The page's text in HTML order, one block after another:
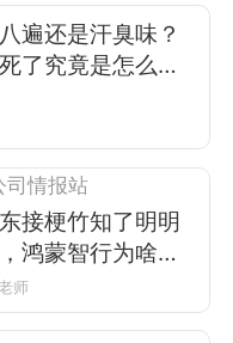
遍还是汗臭味？
了究竟是怎么回
司情报站
接梗竹知了明明
鸿蒙智行为啥不
师